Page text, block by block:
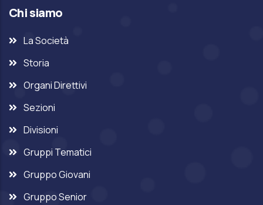
Chi siamo
La Società
Storia
Organi Direttivi
Sezioni
Divisioni
Gruppi Tematici
Gruppo Giovani
Gruppo Senior